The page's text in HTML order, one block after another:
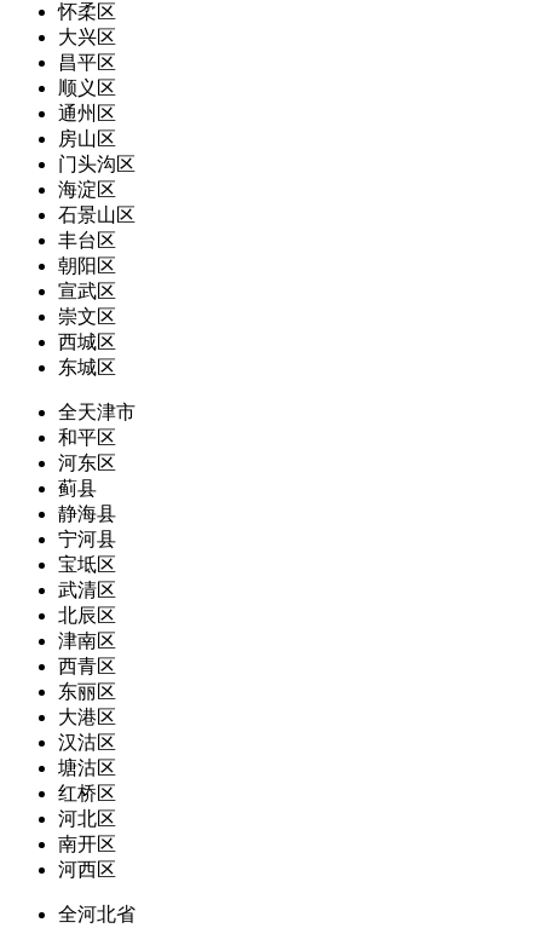
怀柔区
大兴区
昌平区
顺义区
通州区
房山区
门头沟区
海淀区
石景山区
丰台区
朝阳区
宣武区
崇文区
西城区
东城区
全天津市
和平区
河东区
蓟县
静海县
宁河县
宝坻区
武清区
北辰区
津南区
西青区
东丽区
大港区
汉沽区
塘沽区
红桥区
河北区
南开区
河西区
全河北省